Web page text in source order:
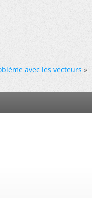
avec les vecteurs »